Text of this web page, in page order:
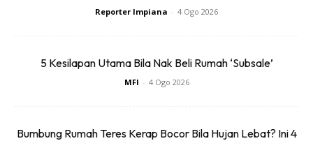
Reporter Impiana - 4 Ogo 2026
5 Kesilapan Utama Bila Nak Beli Rumah ‘Subsale’
MFI - 4 Ogo 2026
Bumbung Rumah Teres Kerap Bocor Bila Hujan Lebat? Ini 4